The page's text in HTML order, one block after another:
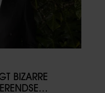
BIZARRE